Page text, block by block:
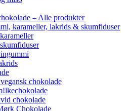
– Alle produkter
karameller, lakrids & skumfiduser
chokolade
chokolade
Chokolade